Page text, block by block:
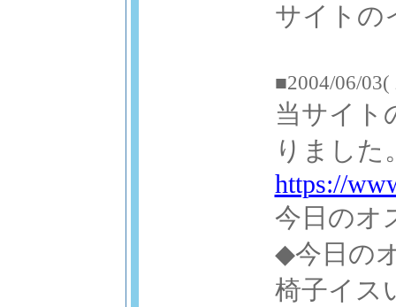
サイトの
■2004/06/03(
当サイト
りました
https://
今日のオ
◆今日の
椅子イス